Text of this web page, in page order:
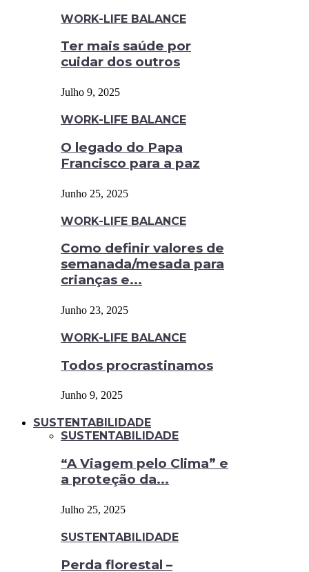
WORK-LIFE BALANCE
Ter mais saúde por
cuidar dos outros
Julho 9, 2025
WORK-LIFE BALANCE
O legado do Papa
Francisco para a paz
Junho 25, 2025
WORK-LIFE BALANCE
Como definir valores de
semanada/mesada para
crianças e...
Junho 23, 2025
WORK-LIFE BALANCE
Todos procrastinamos
Junho 9, 2025
SUSTENTABILIDADE
SUSTENTABILIDADE
“A Viagem pelo Clima” e
a proteção da...
Julho 25, 2025
SUSTENTABILIDADE
Perda florestal –